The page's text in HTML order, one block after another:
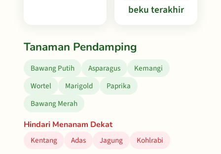
beku terakhir
Tanaman Pendamping
Bawang Putih Asparagus
Kemangi
Wortel
Marigold
Paprika
Bawang Merah
Hindari Menanam Dekat
Kentang
Adas Jagung Kohlrabi